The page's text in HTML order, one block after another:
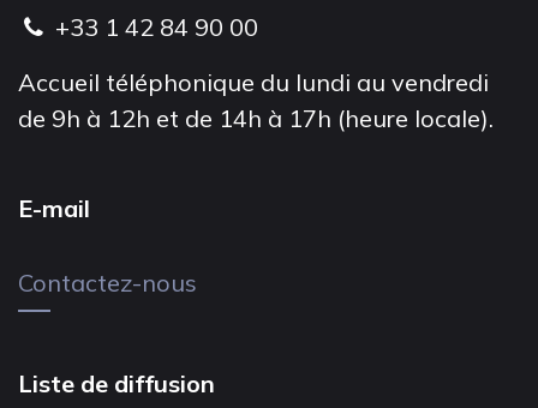
+33 1 42 84 90 00
Accueil téléphonique du lundi au vendredi
de 9h à 12h et de 14h à 17h (heure locale).
E-mail
Contactez-nous
Liste de diffusion